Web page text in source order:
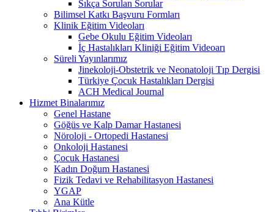
Sıkça Sorulan Sorular
Bilimsel Katkı Başvuru Formları
Klinik Eğitim Videoları
Gebe Okulu Eğitim Videoları
İç Hastalıkları Kliniği Eğitim Videoarı
Süreli Yayınlarımız
Jinekoloji-Obstetrik ve Neonatoloji Tıp Dergisi
Türkiye Çocuk Hastalıkları Dergisi
ACH Medical Journal
Hizmet Binalarımız
Genel Hastane
Göğüs ve Kalp Damar Hastanesi
Nöroloji - Ortopedi Hastanesi
Onkoloji Hastanesi
Çocuk Hastanesi
Kadın Doğum Hastanesi
Fizik Tedavi ve Rehabilitasyon Hastanesi
YGAP
Ana Kütle